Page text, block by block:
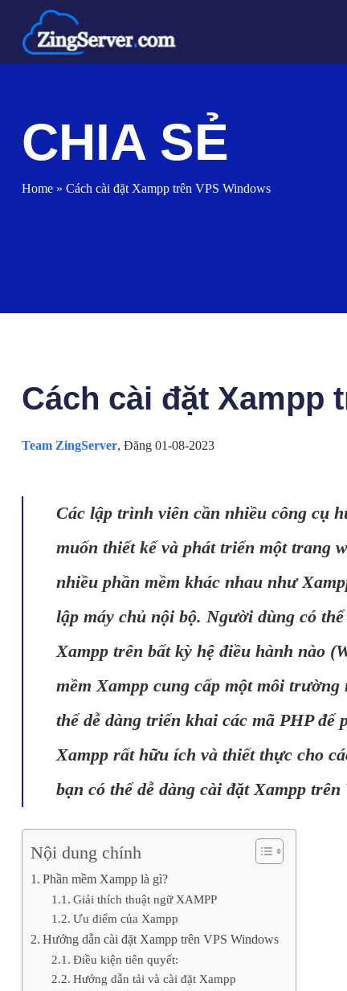
CHIA SẺ
Home » Cách cài đặt Xampp trên VPS Windows
Cách cài đặt Xampp
Team ZingServer, Đăng 01-08-2023
Các lập trình viên cần nhiều công cụ
muốn thiết kế và phát triển một trang
nhiều phần mềm khác nhau như
lập máy chủ nội bộ. Người dùng có
Xampp trên bất kỳ hệ điều hành nào
mềm Xampp cung cấp một môi
thể dễ dàng triển khai các mã PHP để
Xampp rất hữu ích và thiết thực cho
bạn có thể dễ dàng cài đặt Xampp
Nội dung chính
Phần mềm Xampp là gì?
Giải thích thuật ngữ XAMPP
Ưu điểm của Xampp
Hướng dẫn cài đặt Xampp trên VPS Windows
Điều kiện tiên quyết:
Hướng dẫn tải và cài đặt Xampp